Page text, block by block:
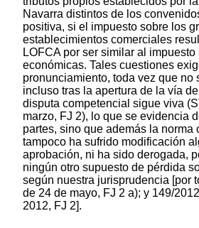
Navarra distintos de los
positiva, si el impuesto sobre los
establecimientos comerciales
LOFCA por ser similar al
económicas. Tales cuestiones
pronunciamiento, toda vez que no
incluso tras la apertura de la vía
disputa competencial sigue viva
marzo, FJ 2), lo que se evidencia
partes, sino que además la norma
tampoco ha sufrido modificación
aprobación, ni ha sido derogada,
ningún otro supuesto de pérdida
según nuestra jurisprudencia [por
de 24 de mayo, FJ 2 a); y 149/
2012, FJ 2].